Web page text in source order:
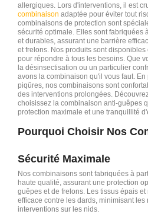
allergiques. Lors d'interventions, il est
combinaison adaptée pour éviter tout
combinaisons de protection sont
sécurité optimale. Elles sont fabriquées
et durables, assurant une barrière
et frelons. Nos produits sont
pour répondre à tous les besoins. Que
la désinsectisation ou un particulier
avons la combinaison qu'il vous faut.
piqûres, nos combinaisons sont
des interventions prolongées.
choisissez la combinaison anti-guêpes
protection maximale et une tranquillité
Pourquoi Choisir Nos
Sécurité Maximale
Nos combinaisons sont fabriquées à
haute qualité, assurant une protection
guêpes et de frelons. Les tissus épais
efficace contre les dards, minimisant
interventions sur les nids.